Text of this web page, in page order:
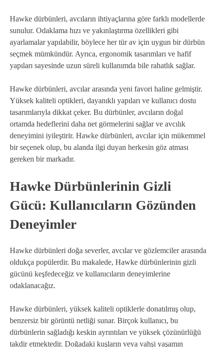
Hawke dürbünleri, avcıların ihtiyaçlarına göre farklı modellerde
sunulur. Odaklama hızı ve yakınlaştırma özellikleri gibi
ayarlamalar yapılabilir, böylece her tür av için uygun bir dürbün
seçmek mümkündür. Ayrıca, ergonomik tasarımları ve hafif
yapıları sayesinde uzun süreli kullanımda bile rahatlık sağlar.
Hawke dürbünleri, avcılar arasında yeni favori haline gelmiştir.
Yüksek kaliteli optikleri, dayanıklı yapıları ve kullanıcı dostu
tasarımlarıyla dikkat çeker. Bu dürbünler, avcıların doğal
ortamda hedeflerini daha net görmelerini sağlar ve avcılık
deneyimini iyileştirir. Hawke dürbünleri, avcılar için mükemmel
bir seçenek olup, bu alanda ilgi duyan herkesin göz atması
gereken bir markadır.
Hawke Dürbünlerinin Gizli
Gücü: Kullanıcıların Gözünden
Deneyimler
Hawke dürbünleri doğa severler, avcılar ve gözlemciler arasında
oldukça popülerdir. Bu makalede, Hawke dürbünlerinin gizli
gücünü keşfedeceğiz ve kullanıcıların deneyimlerine
odaklanacağız.
Hawke dürbünleri, yüksek kaliteli optiklerle donatılmış olup,
benzersiz bir görüntü netliği sunar. Birçok kullanıcı, bu
dürbünlerin sağladığı keskin ayrıntıları ve yüksek çözünürlüğü
takdir etmektedir. Doğadaki kuşların veya vahşi yaşamın